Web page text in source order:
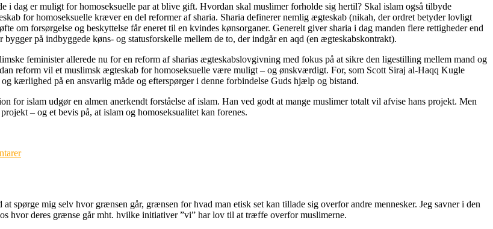
dag er muligt for homoseksuelle par at blive gift. Hvordan skal muslimer forholde sig hertil? Skal islam også tilbyde
for homoseksuelle kræver en del reformer af sharia. Sharia definerer nemlig ægteskab (nikah, der ordret betyder lovligt
om forsørgelse og beskyttelse får eneret til en kvindes kønsorganer. Generelt giver sharia i dag manden flere rettigheder end
på indbyggede køns- og statusforskelle mellem de to, der indgår en aqd (en ægteskabskontrakt).
feminister allerede nu for en reform af sharias ægteskabslovgivning med fokus på at sikre den ligestilling mellem mand og
reform vil et muslimsk ægteskab for homoseksuelle være muligt – og ønskværdigt. For, som Scott Siraj al-Haqq Kugle
kærlighed på en ansvarlig måde og efterspørger i denne forbindelse Guds hjælp og bistand.
for islam udgør en almen anerkendt forståelse af islam. Han ved godt at mange muslimer totalt vil afvise hans projekt. Men
– og et bevis på, at islam og homoseksualitet kan forenes.
spørge mig selv hvor grænsen går, grænsen for hvad man etisk set kan tillade sig overfor andre mennesker. Jeg savner i den
hvor deres grænse går mht. hvilke initiativer ”vi” har lov til at træffe overfor muslimerne.